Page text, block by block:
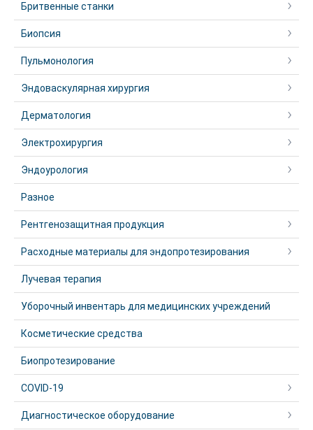
Бритвенные станки
Биопсия
Пульмонология
Эндоваскулярная хирургия
Дерматология
Электрохирургия
Эндоурология
Разное
Рентгенозащитная продукция
Расходные материалы для эндопротезирования
Лучевая терапия
Уборочный инвентарь для медицинских учреждений
Косметические средства
Биопротезирование
COVID-19
Диагностическое оборудование